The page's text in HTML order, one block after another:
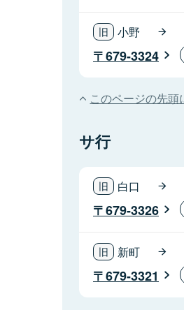
小野
679-3324
このページの先頭
サ行
白口
679-3326
新町
679-3321